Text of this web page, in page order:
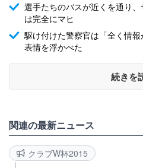
選手たちのバスが近くを通り
は完全にマヒ
駆け付けた警察官は「全く情
表情を浮かべた
続きを
関連の最新ニュース
クラブW杯2015